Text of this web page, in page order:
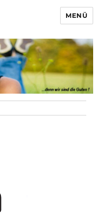
MENÜ